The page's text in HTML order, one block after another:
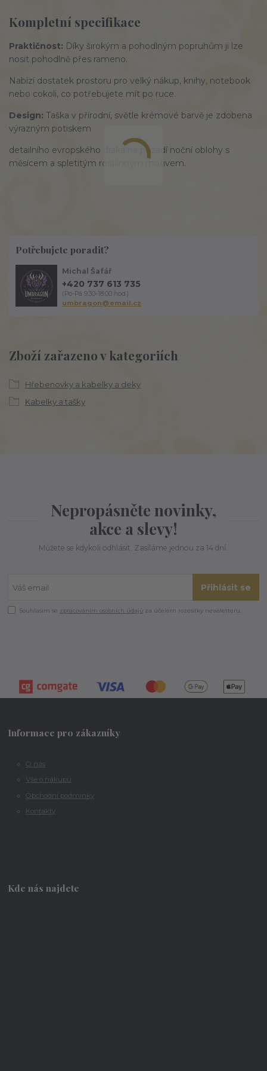
Kompletní specifikace
Praktičnost: Díky širokým a pohodlným popruhům ji lze
nosit pohodlně přes rameno.
Nabízí dostatek prostoru pro velký nákup, knihy, notebook
nebo cokoli, co potřebujete mít po ruce.
Design: Taška v přírodní, světle krémové barvě je zdobena
výrazným potiskem
detailního evropského draka na pozadí noční oblohy s
měsícem a spletitým rostlinným motivem.
Zboží zařazeno v kategoriích
Hřebenovky a kabelky a deky
Kabelky a tašky
Potřebujete poradit?
Michal Šafář
+420 737 613 735
(Po-Pá 9:30-18:00 hod.)
umbragon@email.cz
Nepropásněte novinky,
akce a slevy!
Můžete se kdykoli odhlásit. Zasíláme jednou za 14 dní.
Přihlásit se
Souhlasím se zpracováním osobních údajů za účelem rozesílky newsletteru.
Informace pro zákazníky
O nás
Vše o nákupu
Obchodní podmínky
Kontakty
Kde nás najdete